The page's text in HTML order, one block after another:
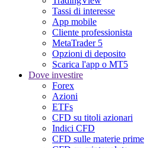
Tassi di interesse
App mobile
Cliente professionista
MetaTrader 5
Opzioni di deposito
Scarica l'app o MT5
Dove investire
Forex
Azioni
ETFs
CFD su titoli azionari
Indici CFD
CFD sulle materie prime